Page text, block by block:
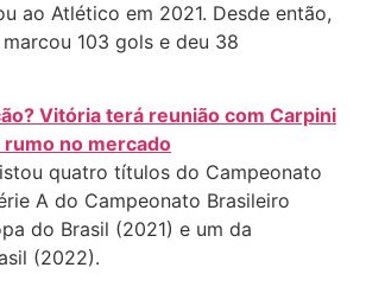
ao Atlético em 2021. Desde então,
103 gols e deu 38
Vitória terá reunião com Carpini
no mercado
quatro títulos do Campeonato
A do Campeonato Brasileiro
do Brasil (2021) e um da
(2022).